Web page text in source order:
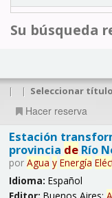
Su búsqueda
| | Seleccionar
Hacer reserva
Estación
provincia deRío
por Agua y Energía
Idioma: Español
Editor: Buenos Aires: